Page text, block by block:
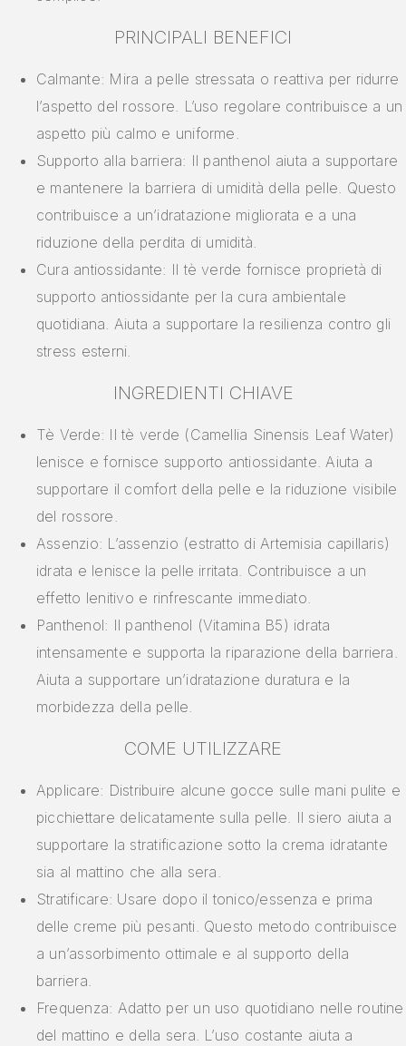
PRINCIPALI BENEFICI
Calmante: Mira a pelle stressata o reattiva per ridurre
l’aspetto del rossore. L’uso regolare contribuisce a un
aspetto più calmo e uniforme.
Supporto alla barriera: Il panthenol aiuta a supportare
e mantenere la barriera di umidità della pelle. Questo
contribuisce a un’idratazione migliorata e a una
riduzione della perdita di umidità.
Cura antiossidante: Il tè verde fornisce proprietà di
supporto antiossidante per la cura ambientale
quotidiana. Aiuta a supportare la resilienza contro gli
stress esterni.
INGREDIENTI CHIAVE
Tè Verde: Il tè verde (Camellia Sinensis Leaf Water)
lenisce e fornisce supporto antiossidante. Aiuta a
supportare il comfort della pelle e la riduzione visibile
del rossore.
Assenzio: L’assenzio (estratto di Artemisia capillaris)
idrata e lenisce la pelle irritata. Contribuisce a un
effetto lenitivo e rinfrescante immediato.
Panthenol: Il panthenol (Vitamina B5) idrata
intensamente e supporta la riparazione della barriera.
Aiuta a supportare un’idratazione duratura e la
morbidezza della pelle.
COME UTILIZZARE
Applicare: Distribuire alcune gocce sulle mani pulite e
picchiettare delicatamente sulla pelle. Il siero aiuta a
supportare la stratificazione sotto la crema idratante
sia al mattino che alla sera.
Stratificare: Usare dopo il tonico/essenza e prima
delle creme più pesanti. Questo metodo contribuisce
a un’assorbimento ottimale e al supporto della
barriera.
Frequenza: Adatto per un uso quotidiano nelle routine
del mattino e della sera. L’uso costante aiuta a